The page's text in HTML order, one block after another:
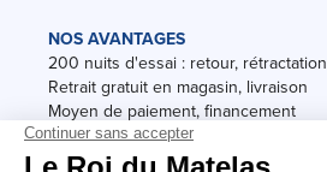
NOS AVANTAGES
200 nuits d'essai : retour, rétractation
Retrait gratuit en magasin, livraison
Moyen de paiement, financement
Garantie